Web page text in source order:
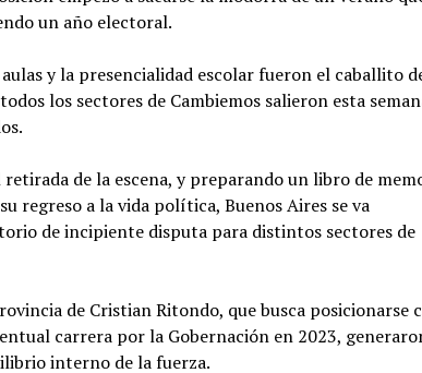
un año electoral.
y la presencialidad escolar fueron el caballito
los sectores de Cambiemos salieron esta
de la escena, y preparando un libro de
regreso a la vida política, Buenos Aires se va
de incipiente disputa para distintos sectores de
de Cristian Ritondo, que busca posicionarse
carrera por la Gobernación en 2023,
interno de la fuerza.